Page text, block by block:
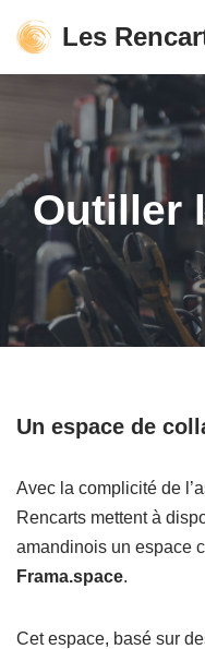
Aller
Les
Outiller
Un espace de
Avec la complicité de
Rencarts mettent à
amandinois un espace
Frama.space.
Cet espace, basé sur